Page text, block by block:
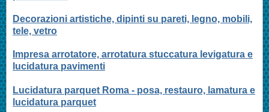
Decorazioni artistiche, dipinti su pareti, legno, mobili,
tele, vetro
Impresa arrotatore, arrotatura stuccatura levigatura e
lucidatura pavimenti
Lucidatura parquet Roma - posa, restauro, lamatura e
lucidatura parquet